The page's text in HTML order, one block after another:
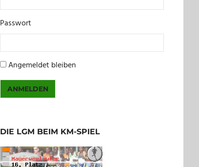
Passwort
Angemeldet bleiben
ANMELDEN
DIE LGM BEIM KM-SPIEL